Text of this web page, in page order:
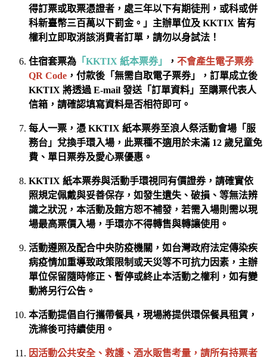
得訂票或取票憑證者，處三年以下有期徒刑，或科或併
科新臺幣三百萬以下罰金。」主辦單位及 KKTIX 皆有
權利立即取消該消費者訂單，請勿以身試法！
住宿套票為 「KKTIX 紙本票券」 ， 不會產生電子票券
QR Code ，付款後「無需自取電子票券」，訂單成立後
KKTIX 將透過 E-mail 發送「訂單資料」至購票代表人
信箱，請確認填寫資料是否相符即可。
每人一票，憑 KKTIX 紙本票券至浪人祭活動會場「服
務台」 兌換手環入場， 此票種不適用於未滿 12 歲兒童免
費、單日票券及愛心票優惠 。
KKTIX 紙本票券與活動手環視同有價證券，請確實依
照規定佩戴與妥善保存，如發生遺失、破損、等無法辨
識之狀況， 本活動及館方恕不補發， 若需入場則需以現
場最高票價入場， 手環亦不得轉售與轉讓使用。
活動遵照及配合中央防疫機關，如台灣政府法定傳染疾
病疫情加重導致政策限制或天災等不可抗力因素，主辦
單位保留隨時修正、暫停或終止本活動之權利，如有變
動將另行公告。
本活動提倡自行攜帶餐具，現場將提供環保餐具租賃，
洗滌後可持續使用。
因活動公共安全、救護、酒水販售考量，請所有持票者